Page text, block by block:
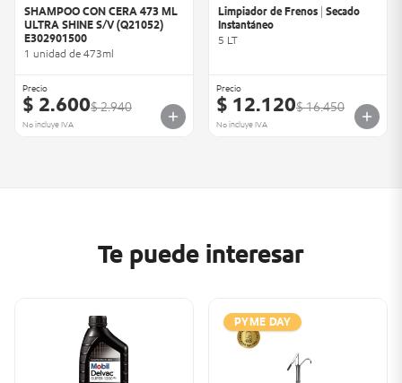
SHAMPOO CON CERA 473 ML
ULTRA SHINE S/V (Q21052)
E302901500
1 unidad de 473ml
Precio
$ 2.600$ 2.940
No incluye IVA
Limpiador de Frenos | Secado
Instantáneo
5 LT
Precio
$ 12.120$ 16.450
No incluye IVA
Te puede interesar
PYME DAY